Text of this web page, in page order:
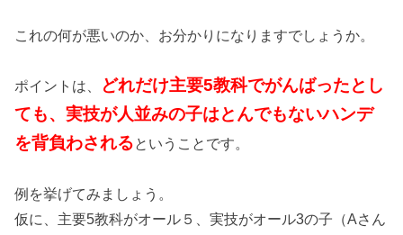
これの何が悪いのか、お分かりになりますでしょうか。
ポイントは、
どれだけ主要5教科でがんばったとし
ても、実技が人並みの子はとんでもないハンデ
を背負わされるということです。
例を挙げてみましょう。
仮に、主要5教科がオール５、実技がオール3の子（Aさん